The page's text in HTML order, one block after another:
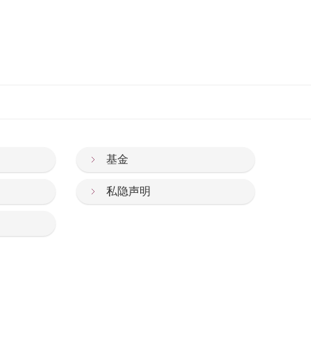
基金
私隐声明